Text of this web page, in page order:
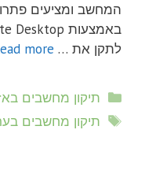
המחשב ומציעים
לתקן את … more
קטגוריות
תיקון מחשבים
תגיות
תיקון מחשבים